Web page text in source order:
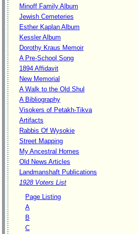
Minoff Family Album
Jewish Cemeteries
Esther Kaplan Album
Kessler Album
Dorothy Kraus Memoir
A Pre-School Song
1894 Affidavit
New Memorial
A Walk to the Old Shul
A Bibliography
Visokers of Petakh-Tikva
Artifacts
Rabbis Of Wysokie
Street Mapping
My Ancestral Homes
Old News Articles
Landmanshaft Publications
1928 Voters List
Page Listing
A
B
C